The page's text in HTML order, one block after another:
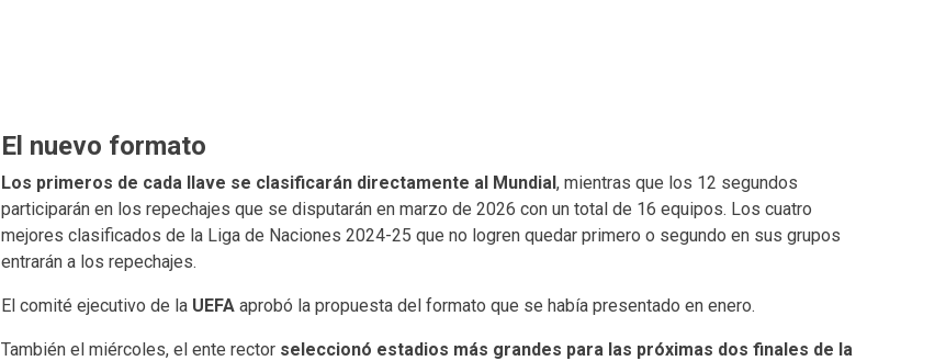
El nuevo formato
Los primeros de cada llave se clasificarán directamente al Mundial, mientras que los 12 segundos
participarán en los repechajes que se disputarán en marzo de 2026 con un total de 16 equipos. Los cuatro
mejores clasificados de la Liga de Naciones 2024-25 que no logren quedar primero o segundo en sus grupos
entrarán a los repechajes.
El comité ejecutivo de la UEFA aprobó la propuesta del formato que se había presentado en enero.
También el miércoles, el ente rector seleccionó estadios más grandes para las próximas dos finales de la